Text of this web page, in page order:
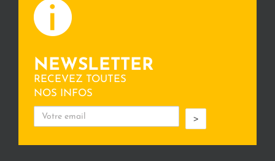
NEWSLETTER
RECEVEZ TOUTES
NOS INFOS
>